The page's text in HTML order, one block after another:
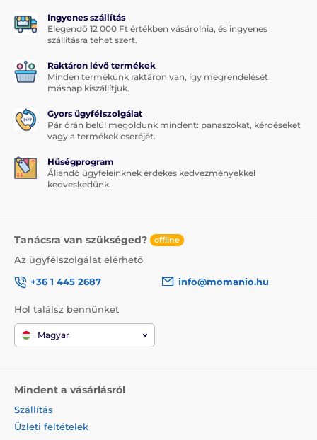
Ingyenes szállítás
Elegendő 12 000 Ft értékben vásárolnia, és ingyenes
szállításra tehet szert.
Raktáron lévő termékek
Minden termékünk raktáron van, így megrendelését
másnap kiszállítjuk.
Gyors ügyfélszolgálat
Pár órán belül megoldunk mindent: panaszokat, kérdéseket
vagy a termékek cseréjét.
Hűségprogram
Állandó ügyfeleinknek érdekes kedvezményekkel
kedveskedünk.
Tanácsra van szükséged? offline
Az ügyfélszolgálat elérhető
+36 1 445 2687
info@momanio.hu
Hol találsz bennünket
Magyar
Mindent a vásárlásról
Szállítás
Üzleti feltételek